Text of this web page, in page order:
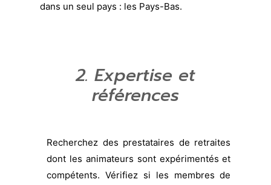
dans un seul pays : les Pays-Bas.
2. Expertise et
références
Recherchez des prestataires de retraites
dont les animateurs sont expérimentés et
compétents. Vérifiez si les membres de